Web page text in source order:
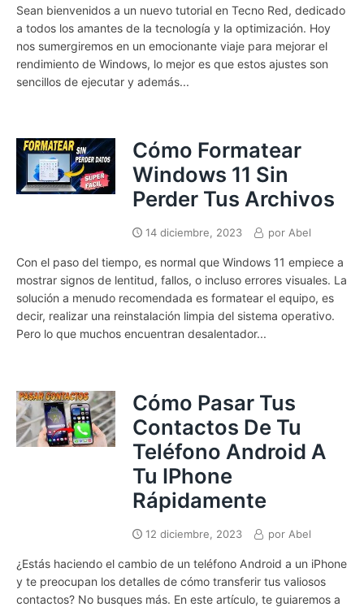
Sean bienvenidos a un nuevo tutorial en Tecno Red, dedicado
a todos los amantes de la tecnología y la optimización. Hoy
nos sumergiremos en un emocionante viaje para mejorar el
rendimiento de Windows, lo mejor es que estos ajustes son
sencillos de ejecutar y además...
Cómo Formatear
Windows 11 Sin
Perder Tus Archivos
14 diciembre, 2023 por Abel
Con el paso del tiempo, es normal que Windows 11 empiece a
mostrar signos de lentitud, fallos, o incluso errores visuales. La
solución a menudo recomendada es formatear el equipo, es
decir, realizar una reinstalación limpia del sistema operativo.
Pero lo que muchos encuentran desalentador...
Cómo Pasar Tus
Contactos De Tu
Teléfono Android A
Tu IPhone
Rápidamente
12 diciembre, 2023 por Abel
¿Estás haciendo el cambio de un teléfono Android a un iPhone
y te preocupan los detalles de cómo transferir tus valiosos
contactos? No busques más. En este artículo, te guiaremos a